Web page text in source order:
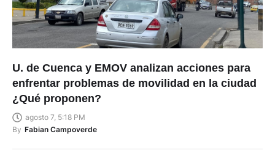
U. de Cuenca y EMOV analizan acciones para
enfrentar problemas de movilidad en la ciudad
¿Qué proponen?
agosto 7, 5:18 PM
By Fabian Campoverde